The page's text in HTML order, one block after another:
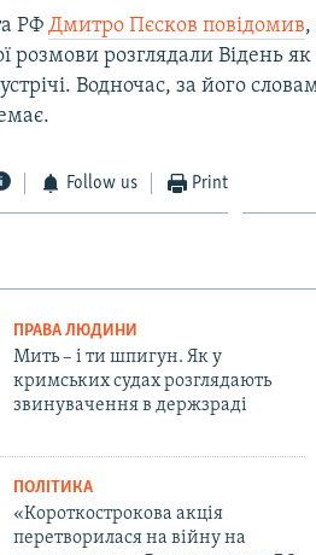
РФДмитро Пєсков повідомив,
розмови розглядали Відень
Водночас, за його
Follow us Print
ПРАВА ЛЮДИНИ
Мить – і ти шпигун. Як у
кримських судах розглядають
звинувачення в держзраді
ПОЛІТИКА
«Короткострокова акція
перетворилася на війну на